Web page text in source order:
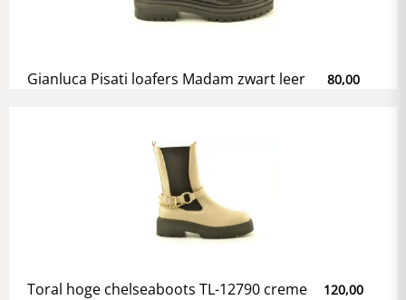
Gianluca Pisati loafers Madam zwart leer 80,00
Toral hoge chelseaboots TL-12790 creme 120,00